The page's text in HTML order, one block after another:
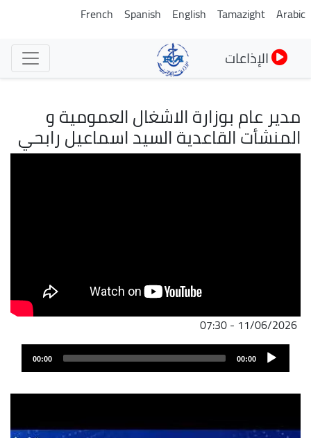
تجاوز
Arabic
Tamazight
English
Spanish
French
الإذاعات
مدير عام بوزارة الاشغال العمومية و
المنشأت القاعدية السيد اسماعيل رابحي
11/06/2026 - 07:30
ملف
الصوت
Audio
Player
00:00
00:00